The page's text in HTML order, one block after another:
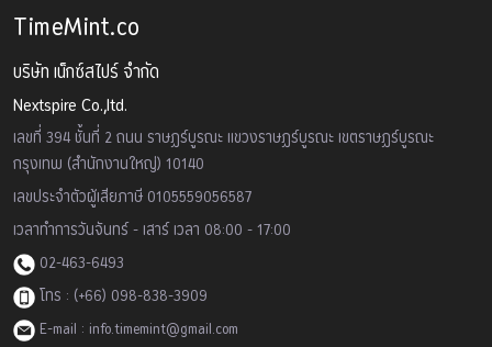
TimeMint.co
บริษัท เน็กซ์สไปร์ จำกัด
Nextspire Co.,ltd.
เลขที่ 394 ชั้นที่ 2 ถนน ราษฏร์บูรณะ แขวงราษฏร์บูรณะ เขตราษฏร์บูรณะ
กรุงเทพ (สำนักงานใหญ่) 10140
เลขประจำตัวผู้เสียภาษี 0105559056587
เวลาทำการวันจันทร์ - เสาร์ เวลา 08:00 - 17:00
02-463-6493
โทร : (+66) 098-838-3909
E-mail : info.timemint@gmail.com